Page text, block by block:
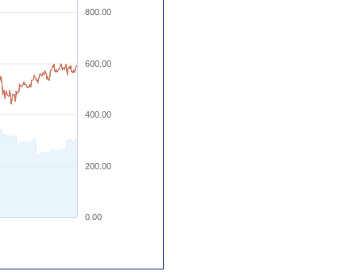
0.00
200.00
400.00
600.00
800.00